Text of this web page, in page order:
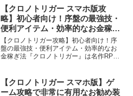
【クロノトリガー スマホ版攻
略】初心者向け！序盤の最強技・
便利アイテム・効率的なお金稼ぎ
法
【クロノトリガー攻略】初心者向け！序
盤の最強技・便利アイテム・効率的なお
金稼ぎ法『クロノトリガー』は名作RPG
イテム、お金稼ぎのポイントを紹介しま
す。効率的にゲームを進...
【クロノトリガー スマホ版】ゲ
ーム攻略で非常に有用なお勧め装